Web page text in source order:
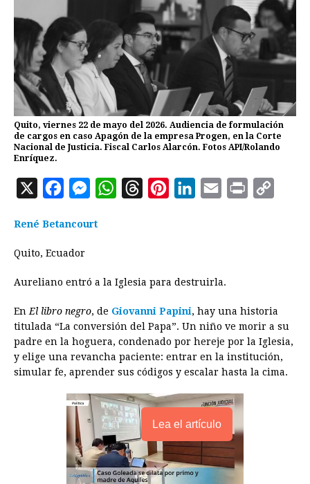
Quito, viernes 22 de mayo del 2026. Audiencia de formulación
de cargos en caso Apagón de la empresa Progen, en la Corte
Nacional de Justicia. Fiscal Carlos Alarcón. Fotos API/Rolando
Enríquez.
X
c
e
o
k
M
s
g
e
r
W
A
p
p
d
s
e
s
t
I
n
n
k
René Betancourt
Quito, Ecuador
Aureliano entró a la Iglesia para destruirla.
EnEl libro negro, de Giovanni Papini, hay una historia
titulada “La conversión del Papa”. Un niño ve morir a su
padre en la hoguera, condenado por hereje por la Iglesia,
y elige una revancha paciente: entrar en la institución,
simular fe, aprender sus códigos y escalar hasta la cima.
Lea el artículo